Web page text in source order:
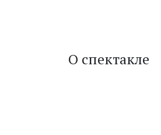
О спектакле